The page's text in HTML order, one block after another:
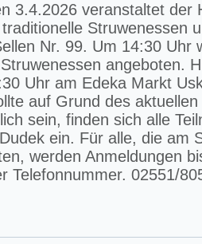
3.4.2026 veranstaltet der
Struwenessen
Nr. 99. Um 14:30 Uhr
angeboten.
Uhr am Edeka Markt
auf Grund des
sein, finden sich alle
ein. Für alle, die am
werden Anmeldungen
Telefonnummer. 02551/